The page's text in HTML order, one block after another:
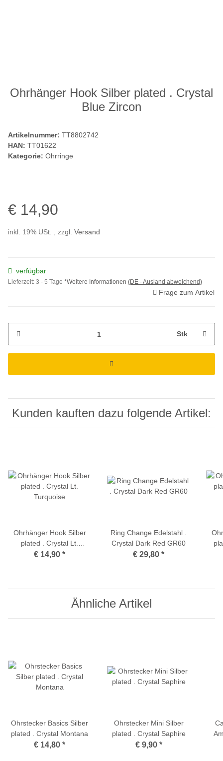
Ohrhänger Hook Silber plated . Crystal
Blue Zircon
Artikelnummer: TT8802742
HAN: TT01622
Kategorie: Ohrringe
€ 14,90
inkl. 19% USt. , zzgl. Versand
verfügbar
Lieferzeit: 3 - 5 Tage *Weitere Informationen (DE - Ausland abweichend)
Frage zum Artikel
Stk
Kunden kauften dazu folgende Artikel:
Ohrhänger Hook Silber
plated . Crystal Lt.
Turquoise
€ 14,90 *
Ring Change Edelstahl .
Crystal Dark Red GR60
€ 29,80 *
Ähnliche Artikel
Ohrstecker Basics Silber
plated . Crystal Montana
€ 14,80 *
Ohrstecker Mini Silber
plated . Crystal Saphire
€ 9,90 *